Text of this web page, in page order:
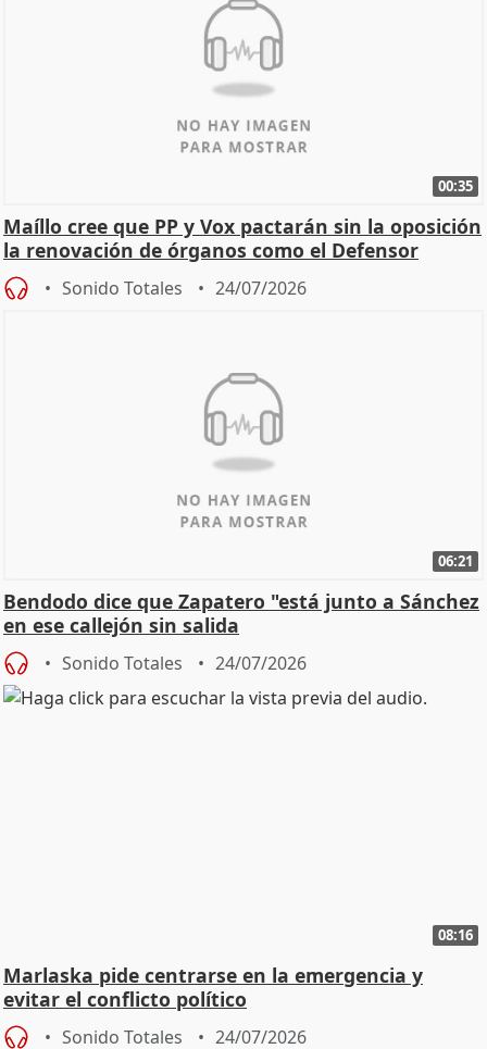
00:35
Maíllo cree que PP y Vox pactarán sin la oposición
la renovación de órganos como el Defensor
Sonido Totales 24/07/2026
06:21
Bendodo dice que Zapatero "está junto a Sánchez
en ese callejón sin salida
Sonido Totales 24/07/2026
08:16
Marlaska pide centrarse en la emergencia y
evitar el conflicto político
Sonido Totales 24/07/2026